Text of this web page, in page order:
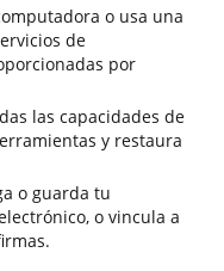
o usa una
de
por
las capacidades de
y restaura
o guarda tu
o vincula a